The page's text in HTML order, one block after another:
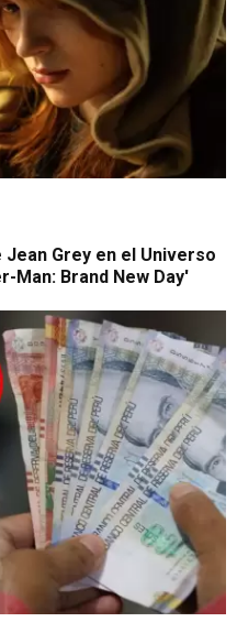
Grey en el Universo
Man: Brand New Day'